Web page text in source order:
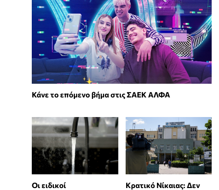
Κάνε το επόμενο βήμα στις ΣΑΕΚ ΑΛΦΑ
Οι ειδικοί Κρατικό Νίκαιας: Δεν